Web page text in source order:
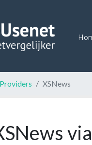
XSNews